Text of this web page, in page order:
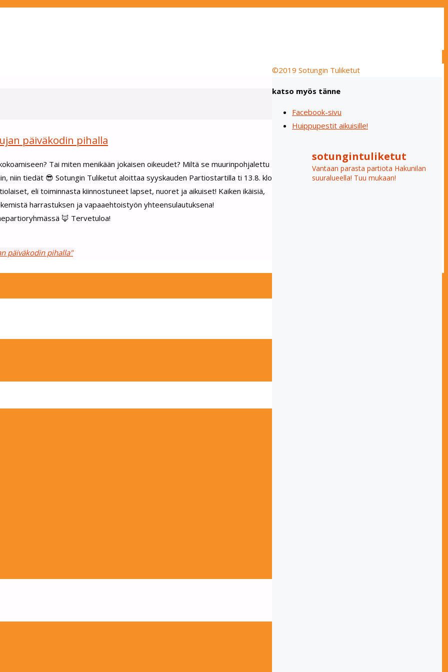
päiväkodin pihalla
Tai miten menikään jokaisen oikeudet? Miltä se muurinpohjalettu
niin tiedät 😎 Sotungin Tuliketut aloittaa syyskauden Partiostartilla ti 13.8. klo
eli toiminnasta kiinnostuneet lapset, nuoret ja aikuiset! Kaiken ikäisiä,
harrastuksen ja vapaaehtoistyön yhteensulautuksena!
🦊 Tervetuloa!
päiväkodin pihalla"
katso myös tänne
Facebook-sivu
Huippupestit aikuisille!
sotungintuliketut
Vantaan parasta partiota Hakunilan
suuralueella! Tuu mukaan!
©2019 Sotungin Tuliketut